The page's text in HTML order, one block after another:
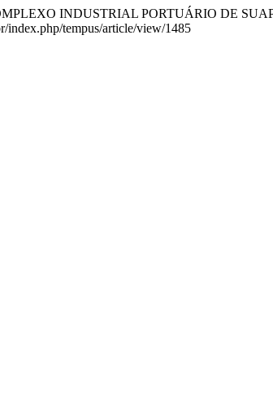
INDUSTRIAL PORTUÁRIO DE
index.php/tempus/article/view/1485